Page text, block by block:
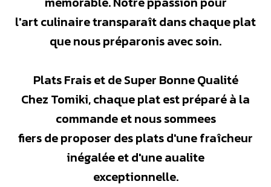
l'art culinaire transparaît dans chaque plat
que nous préparonis avec soin.
Plats Frais et de Super Bonne Qualité
Chez Tomiki, chaque plat est préparé à la
commande et nous sommees
fiers de proposer des plats d'une fraîcheur
inégalée et d'une aualite
exceptionnelle.